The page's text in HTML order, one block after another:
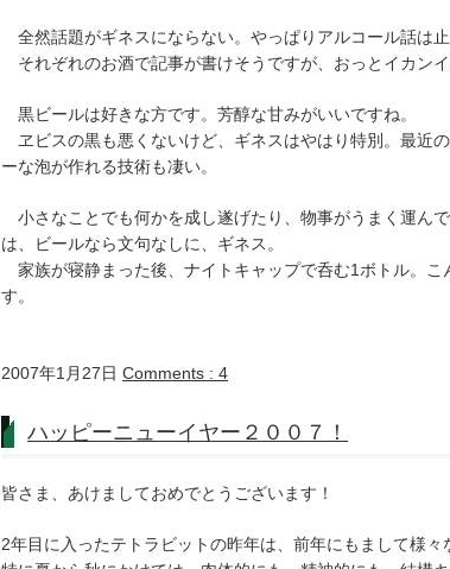
全然話題がギネスにならない。やっぱりアルコール話は止
それぞれのお酒で記事が書けそうですが、おっとイカンイ
黒ビールは好きな方です。芳醇な甘みがいいですね。
ヱビスの黒も悪くないけど、ギネスはやはり特別。最近
ーな泡が作れる技術も凄い。
小さなことでも何かを成し遂げたり、物事がうまく運ん
は、ビールなら文句なしに、ギネス。
家族が寝静まった後、ナイトキャップで呑む1ボトル。こ
す。
2007年1月27日 Comments : 4
ハッピーニューイヤー２００７！
皆さま、あけましておめでとうございます！
2年目に入ったテトラビットの昨年は、前年にもまして様々